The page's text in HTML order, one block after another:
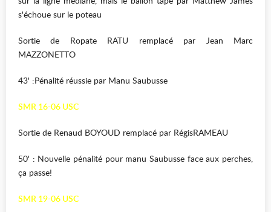
s'échoue sur le poteau
Sortie de Ropate RATU remplacé par Jean Marc
MAZZONETTO
43' :Pénalité réussie par Manu Saubusse
SMR 16-06 USC
Sortie de Renaud BOYOUD remplacé par RégisRAMEAU
50' : Nouvelle pénalité pour manu Saubusse face aux perches,
ça passe!
SMR 19-06 USC